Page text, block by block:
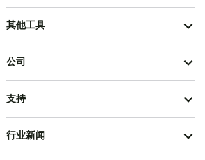
其他工具
公司
支持
行业新闻